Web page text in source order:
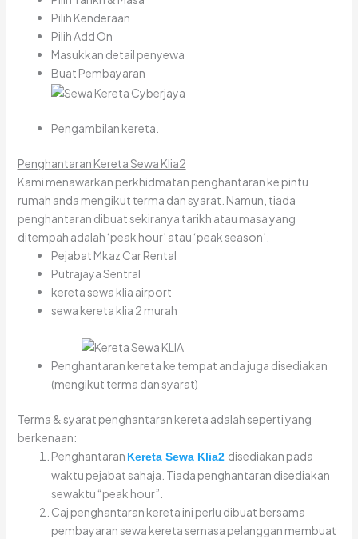
Pilih Kenderaan
Pilih Add On
Masukkan detail penyewa
Buat Pembayaran
Pengambilan kereta.
Penghantaran Kereta Sewa Klia2
Kami menawarkan perkhidmatan penghantaran ke pintu
rumah anda mengikut terma dan syarat. Namun, tiada
penghantaran dibuat sekiranya tarikh atau masa yang
ditempah adalah ‘peak hour’ atau ‘peak season’.
Pejabat Mkaz Car Rental
Putrajaya Sentral
kereta sewa klia airport
sewa kereta klia 2 murah
Penghantaran kereta ke tempat anda juga disediakan
(mengikut terma dan syarat)
Terma & syarat penghantaran kereta adalah seperti yang
berkenaan:
Penghantaran Kereta Sewa Klia2 disediakan pada
waktu pejabat sahaja. Tiada penghantaran disediakan
sewaktu “peak hour”.
Caj penghantaran kereta ini perlu dibuat bersama
pembayaran sewa kereta semasa pelanggan membuat